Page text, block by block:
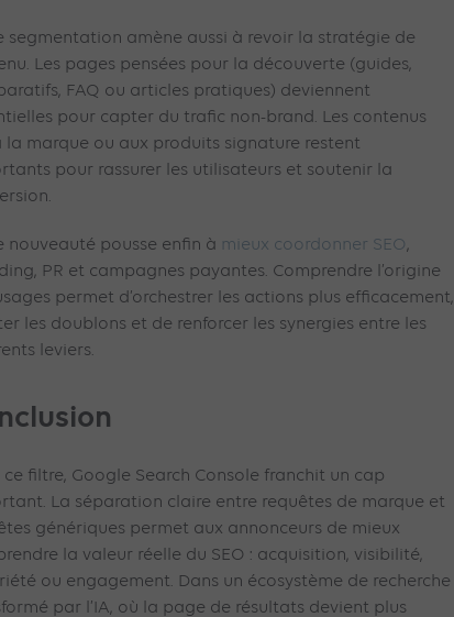
segmentation amène aussi à revoir la stratégie de
Les pages pensées pour la découverte (guides,
FAQ ou articles pratiques) deviennent
pour capter du trafic non-brand. Les contenus
la marque ou aux produits signature restent
pour rassurer les utilisateurs et soutenir la
nouveauté pousse enfin à mieux coordonner SEO,
PR et campagnes payantes. Comprendre l’origine
permet d’orchestrer les actions plus efficacement,
les doublons et de renforcer les synergies entre les
leviers.
ce filtre, Google Search Console franchit un cap
La séparation claire entre requêtes de marque et
génériques permet aux annonceurs de mieux
la valeur réelle du SEO : acquisition, visibilité,
ou engagement. Dans un écosystème de recherche
par l’IA, où la page de résultats devient plus